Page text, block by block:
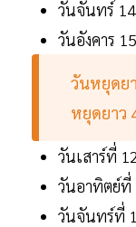
วันจันทร์
วันอังคาร
วันหยุดย
หยุดยาว
วันเสาร์ที่
วันอาทิตย์ที่
วันจันทร์ที่